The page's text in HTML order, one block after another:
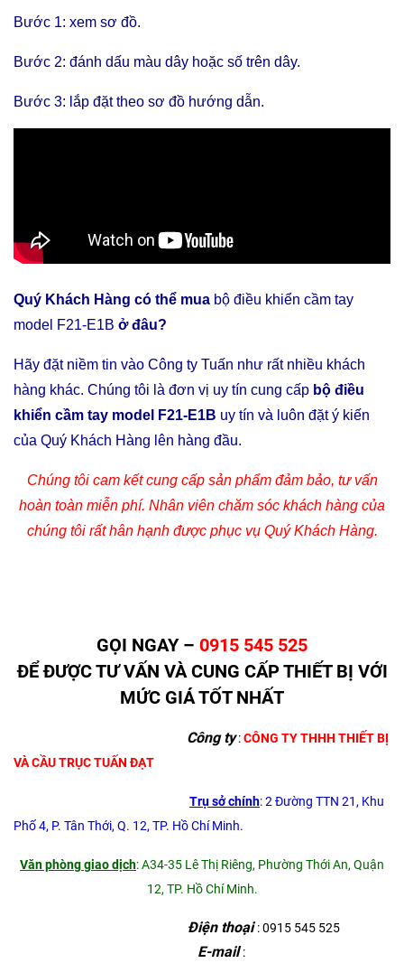
Bước 1: xem sơ đồ.
Bước 2: đánh dấu màu dây hoặc số trên dây.
Bước 3: lắp đặt theo sơ đồ hướng dẫn.
Quý Khách Hàng có thể mua bộ điều khiển cầm tay
model F21-E1B ở đâu?
Hãy đặt niềm tin vào Công ty Tuấn như rất nhiều khách
hàng khác. Chúng tôi là đơn vị uy tín cung cấp bộ điều
khiển cầm tay model F21-E1B uy tín và luôn đặt ý kiến
của Quý Khách Hàng lên hàng đầu.
Chúng tôi cam kết cung cấp sản phẩm đảm bảo, tư vấn
hoàn toàn miễn phí. Nhân viên chăm sóc khách hàng của
chúng tôi rất hân hạnh được phục vụ Quý Khách Hàng.
GỌI NGAY – 0915 545 525
ĐỂ ĐƯỢC TƯ VẤN VÀ CUNG CẤP THIẾT BỊ VỚI
MỨC GIÁ TỐT NHẤT
Công ty:CÔNG TY THHH THIẾT BỊ
VÀ CẦU TRỤC TUẤN ĐẠT
Trụ sở chính: 2 Đường TTN 21, Khu
Phố 4, P. Tân Thới, Q. 12, TP. Hồ Chí Minh.
Văn phòng giao dịch: A34-35 Lê Thị Riêng, Phường Thới An, Quận
12, TP. Hồ Chí Minh.
Điện thoại : 0915 545 525
E-mail: